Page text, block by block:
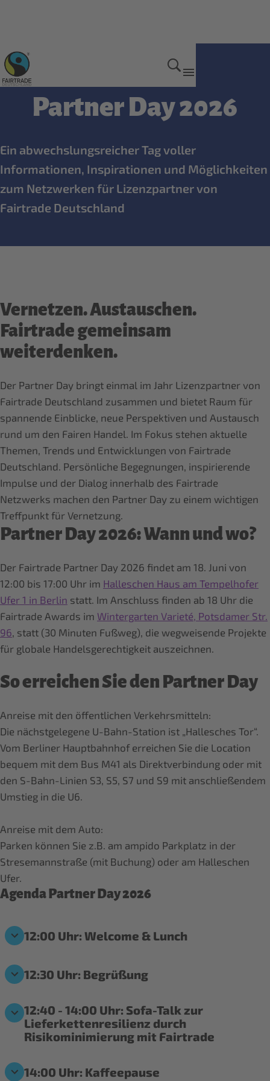
Mehr Erfolg mit Fairtrade
Partner Day 2026
Ein abwechslungsreicher Tag voller
Informationen, Inspirationen und Möglichkeiten
zum Netzwerken für Lizenzpartner von
Fairtrade Deutschland
Vernetzen. Austauschen.
Fairtrade gemeinsam
weiterdenken.
Der Partner Day bringt einmal im Jahr Lizenzpartner von
Fairtrade Deutschland zusammen und bietet Raum für
spannende Einblicke, neue Perspektiven und Austausch
rund um den Fairen Handel. Im Fokus stehen aktuelle
Themen, Trends und Entwicklungen von Fairtrade
Deutschland. Persönliche Begegnungen, inspirierende
Impulse und der Dialog innerhalb des Fairtrade
Netzwerks machen den Partner Day zu einem wichtigen
Treffpunkt für Vernetzung.
Partner Day 2026: Wann und wo?
Der Fairtrade Partner Day 2026 findet am 18. Juni von
12:00 bis 17:00 Uhr im Halleschen Haus am Tempelhofer
Ufer 1 in Berlin statt. Im Anschluss finden ab 18 Uhr die
Fairtrade Awards im Wintergarten Varieté, Potsdamer Str.
96, statt (30 Minuten Fußweg), die wegweisende Projekte
für globale Handelsgerechtigkeit auszeichnen.
So erreichen Sie den Partner Day
Anreise mit den öffentlichen Verkehrsmitteln:
Die nächstgelegene U-Bahn-Station ist „Hallesches Tor“.
Vom Berliner Hauptbahnhof erreichen Sie die Location
bequem mit dem Bus M41 als Direktverbindung oder mit
den S-Bahn-Linien S3, S5, S7 und S9 mit anschließendem
Umstieg in die U6.
Anreise mit dem Auto:
Parken können Sie z.B. am ampido Parkplatz in der
Stresemannstraße (mit Buchung) oder am Halleschen
Agenda Partner Day 2026
12:00 Uhr: Welcome & Lunch
12:30 Uhr: Begrüßung
12:40 - 14:00 Uhr: Sofa-Talk zur
Lieferkettenresilienz durch
Risikominimierung mit Fairtrade
14:00 Uhr: Kaffeepause